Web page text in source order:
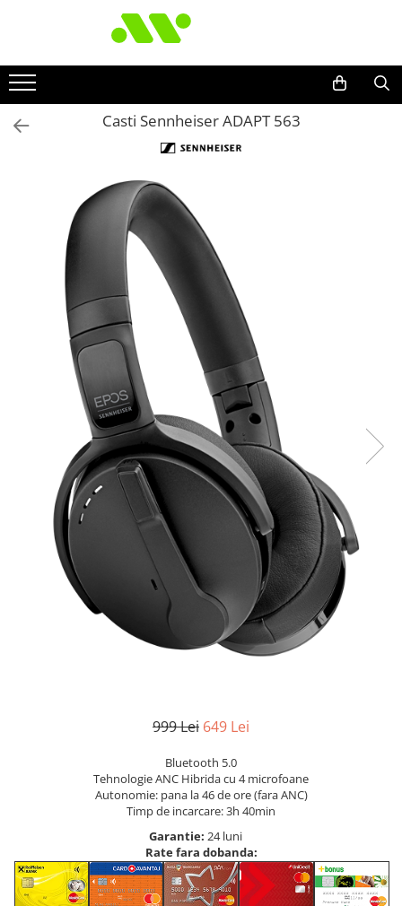
Casti Sennheiser ADAPT 563
999 Lei 649 Lei
Bluetooth 5.0
Tehnologie ANC Hibrida cu 4 microfoane
Autonomie: pana la 46 de ore (fara ANC)
Timp de incarcare: 3h 40min
Garantie: 24 luni
Rate fara dobanda: